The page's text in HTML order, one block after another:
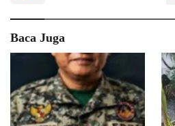
Baca Juga